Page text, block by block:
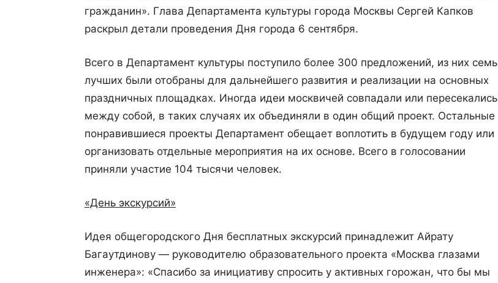
гражданин». Глава Департамента культуры города Москвы Сергей Капков
раскрыл детали проведения Дня города 6 сентября.
Всего в Департамент культуры поступило более 300 предложений, из них семь
лучших были отобраны для дальнейшего развития и реализации на основных
праздничных площадках. Иногда идеи москвичей совпадали или пересекались
между собой, в таких случаях их объединяли в один общий проект. Остальные
понравившиеся проекты Департамент обещает воплотить в будущем году или
организовать отдельные мероприятия на их основе. Всего в голосовании
приняли участие 104 тысячи человек.
«День экскурсий»
Идея общегородского Дня бесплатных экскурсий принадлежит Айрату
Багаутдинову — руководителю образовательного проекта «Москва глазами
инженера»: «Спасибо за инициативу спросить у активных горожан, что бы мы